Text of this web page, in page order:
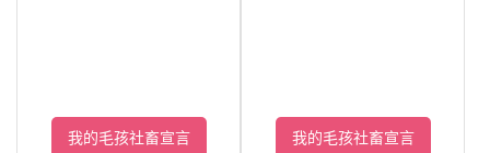
我的毛孩社畜宣言 我的毛孩社畜宣言